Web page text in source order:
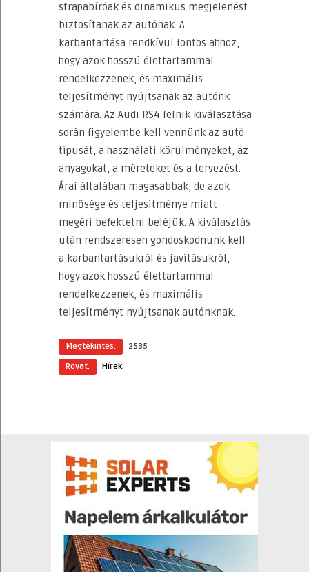
strapabíróak és dinamikus megjelenést
biztosítanak az autónak. A
karbantartása rendkívül fontos ahhoz,
hogy azok hosszú élettartammal
rendelkezzenek, és maximális
teljesítményt nyújtsanak az autónk
számára. Az Audi RS4 felnik kiválasztása
során figyelembe kell vennünk az autó
típusát, a használati körülményeket, az
anyagokat, a méreteket és a tervezést.
Árai általában magasabbak, de azok
minősége és teljesítménye miatt
megéri befektetni beléjük. A kiválasztás
után rendszeresen gondoskodnunk kell
a karbantartásukról és javításukról,
hogy azok hosszú élettartammal
rendelkezzenek, és maximális
teljesítményt nyújtsanak autónknak.
Megtekintés:
2535
Rovat:
Hírek